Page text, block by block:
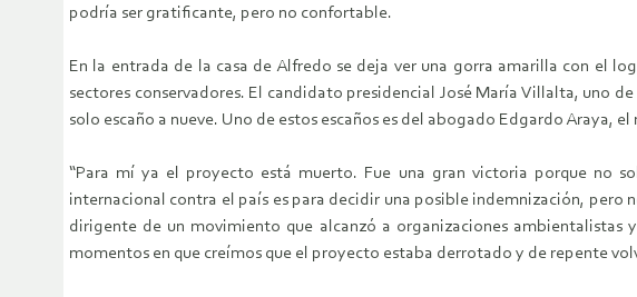
podría ser gratificante, pero no confortable.
En la entrada de la casa de Alfredo se deja ver una gorra amarilla con el
sectores conservadores. El candidato presidencial José María Villalta, uno
solo escaño a nueve. Uno de estos escaños es del abogado Edgardo Araya,
“Para mí ya el proyecto está muerto. Fue una gran victoria porque no
internacional contra el país es para decidir una posible indemnización, pero
dirigente de un movimiento que alcanzó a organizaciones
momentos en que creímos que el proyecto estaba derrotado y de repente